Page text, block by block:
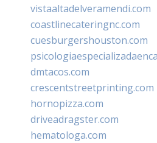
vistaaltadelveramendi.com
coastlinecateringnc.com
cuesburgershouston.com
dmtacos.com
crescentstreetprinting.com
hornopizza.com
driveadragster.com
hematologa.com